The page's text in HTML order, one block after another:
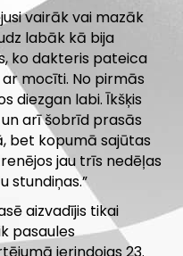
vairāk vai mazāk
labāk kā bija
ko dakteris pateica
mocīti. No pirmās
diezgan labi. Īkšķis
arī šobrīd prasās
bet kopumā sajūtas
jau trīs nedēļas
stundiņas.”
aizvadījis tikai
pasaules